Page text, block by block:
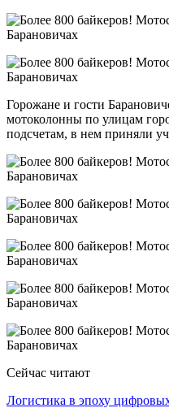
Горожане и гости
мотоколонны по улицам
подсчетам, в нем приняли
Сейчас читают
Логистика в эпоху